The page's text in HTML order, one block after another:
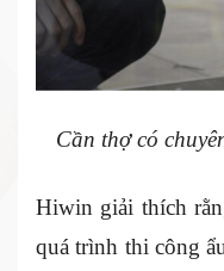
Cần thợ có
Hiwin giải thích
quá trình thi công